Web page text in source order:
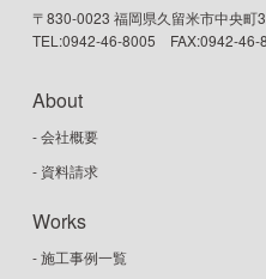
〒830-0023 福岡県久留米市中央町
TEL:0942-46-8005 FAX:0942-46-
About
- 会社概要
- 資料請求
Works
- 施工事例一覧